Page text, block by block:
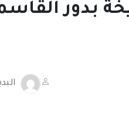
بدور